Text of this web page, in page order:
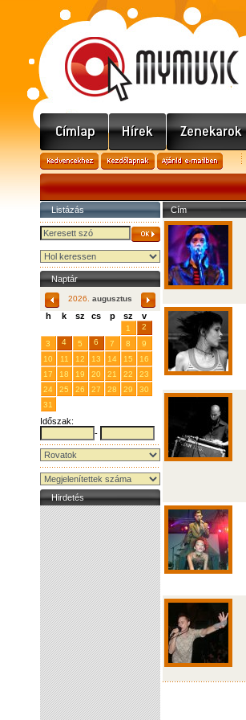
Listázás
Naptár
2026. augusztus
h k sz cs p sz v
1
2
3
4 5 6 7 8
9
10
11 12 13 14 15
16
17
18 19 20 21 22
23
24
25 26 27 28 29
30
31
Időszak:
-
Hirdetés
Cím